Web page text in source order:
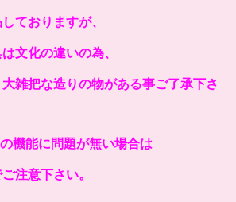
ておりますが、
文化の違いの為、
雑把な造りの物がある事ご了承下さ
機能に問題が無い場合は
注意下さい。